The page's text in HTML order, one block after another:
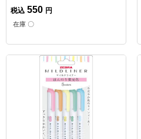
税込 550 円
在庫 〇